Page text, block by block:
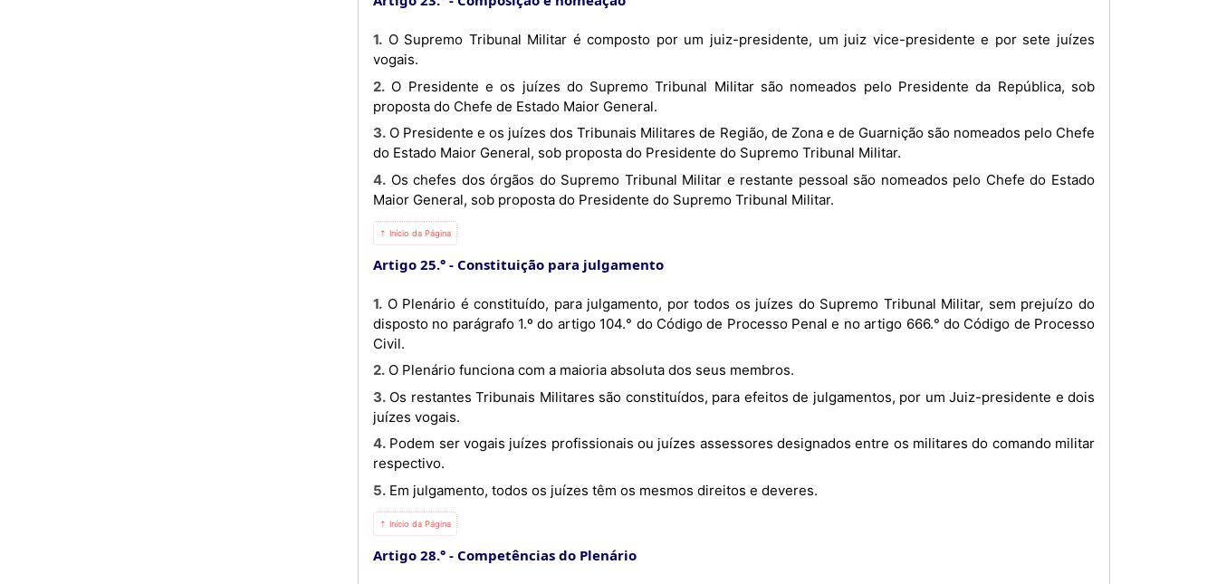
1. O Supremo Tribunal Militar é composto por um juiz-presidente, um juiz vice-presidente e por sete juízes
vogais.
2. O Presidente e os juízes do Supremo Tribunal Militar são nomeados pelo Presidente da República, sob
proposta do Chefe de Estado Maior General.
3. O Presidente e os juízes dos Tribunais Militares de Região, de Zona e de Guarnição são nomeados pelo Chefe
do Estado Maior General, sob proposta do Presidente do Supremo Tribunal Militar.
4. Os chefes dos órgãos do Supremo Tribunal Militar e restante pessoal são nomeados pelo Chefe do Estado
Maior General, sob proposta do Presidente do Supremo Tribunal Militar.
⇡ Início da Página
Artigo 25.° Constituição para julgamento
1. O Plenário é constituído, para julgamento, por todos os juízes do Supremo Tribunal Militar, sem prejuízo do
disposto no parágrafo 1.º do artigo 104.° do Código de Processo Penal e no artigo 666.° do Código de Processo
Civil.
2. O Plenário funciona com a maioria absoluta dos seus membros.
3. Os restantes Tribunais Militares são constituídos, para efeitos de julgamentos, por um Juiz-presidente e dois
juízes vogais.
4. Podem ser vogais juízes profissionais ou juízes assessores designados entre os militares do comando militar
respectivo.
5. Em julgamento, todos os juízes têm os mesmos direitos e deveres.
⇡ Início da Página
Artigo 28.° Competências do Plenário